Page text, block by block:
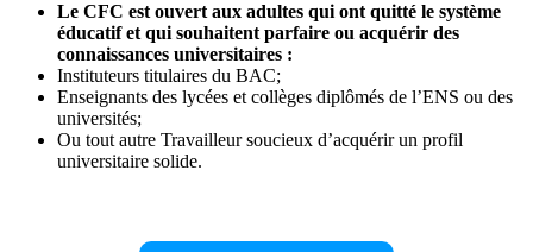
Le CFC est ouvert aux adultes qui ont quitté le système
éducatif et qui souhaitent parfaire ou acquérir des
connaissances universitaires :
Instituteurs titulaires du BAC;
Enseignants des lycées et collèges diplômés de l’ENS ou des
universités;
Ou tout autre Travailleur soucieux d’acquérir un profil
universitaire solide.